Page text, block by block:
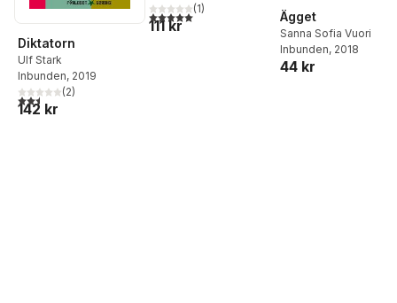
Diktatorn
Ulf Stark
Inbunden, 2019
2,5utav 5 stjärnor. Totalt antal röster:
(2)
142 kr
5,0utav 5 stjärnor. Totalt antal röster:
(1)
111 kr Ägget
Sanna Sofia Vuori
Inbunden, 2018
44 kr